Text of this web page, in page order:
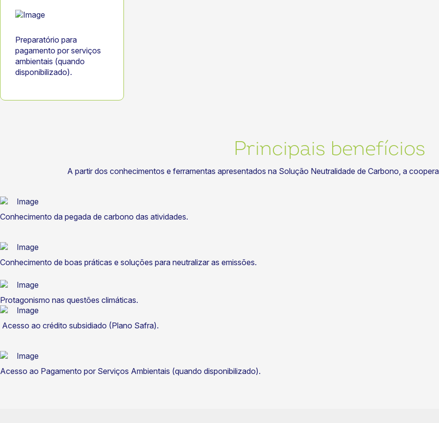
Preparatório para
pagamento por serviços
ambientais (quando
disponibilizado).
Principais benefícios
A partir dos conhecimentos e ferramentas apresentados na Solução Neutralidade de Carbono, a
Conhecimento da pegada de carbono das atividades.
Conhecimento de boas práticas e soluções para neutralizar as emissões.
Protagonismo nas questões climáticas.
Acesso ao crédito subsidiado (Plano Safra).
Acesso ao Pagamento por Serviços Ambientais (quando disponibilizado).